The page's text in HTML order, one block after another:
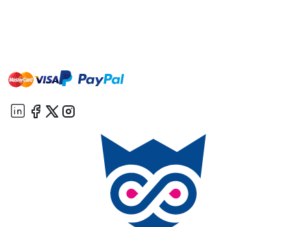
mastervisa paypal